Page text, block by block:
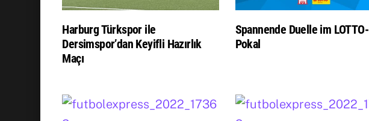
Harburg Türkspor ile
Dersimspor’dan Keyifli Hazırlık
Maçı
Spannende Duelle im LOTTO-
Pokal